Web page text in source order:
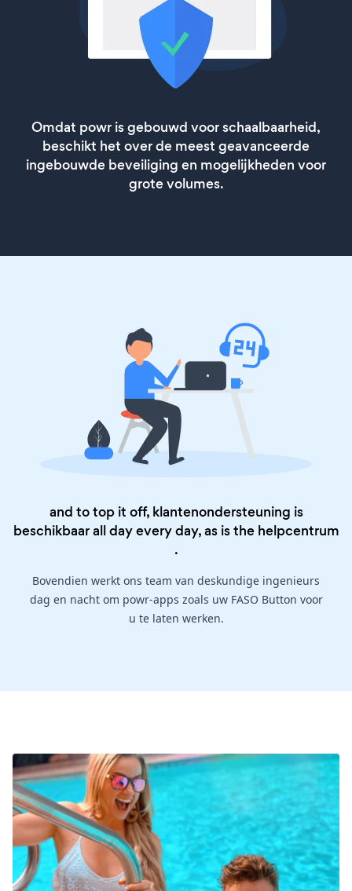
Omdat powr is gebouwd voor schaalbaarheid,
beschikt het over de meest geavanceerde
ingebouwde beveiliging en mogelijkheden voor
grote volumes.
and to top it off, klantenondersteuning is
beschikbaar all day every day, as is the helpcentrum
.
Bovendien werkt ons team van deskundige ingenieurs
dag en nacht om powr-apps zoals uw FASO Button voor
u te laten werken.